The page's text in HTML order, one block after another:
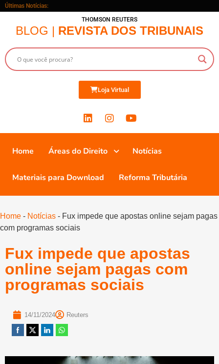
Últimas Notícias:
THOMSON REUTERS
BLOG | REVISTA DOS TRIBUNAIS
Loja Virtual
Home Áreas do Direito Notícias
Materiais para Download Reforma Tributária
Home - Notícias - Fux impede que apostas online sejam pagas
com programas sociais
Fux impede que apostas
online sejam pagas com
programas sociais
14/11/2024 Reuters